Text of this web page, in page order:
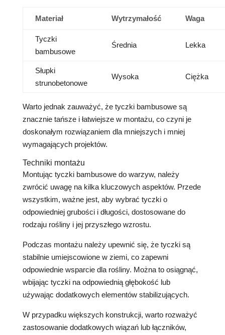
Materiał Wytrzymałość Waga
Tyczki
bambusowe
Średnia Lekka
Słupki
strunobetonowe
Wysoka Ciężka
Warto jednak zauważyć, że tyczki bambusowe są
znacznie tańsze i łatwiejsze w montażu, co czyni je
doskonałym rozwiązaniem dla mniejszych i mniej
wymagających projektów.
Techniki montażu
Montując tyczki bambusowe do warzyw, należy
zwrócić uwagę na kilka kluczowych aspektów. Przede
wszystkim, ważne jest, aby wybrać tyczki o
odpowiedniej grubości i długości, dostosowane do
rodzaju rośliny i jej przyszłego wzrostu.
Podczas montażu należy upewnić się, że tyczki są
stabilnie umiejscowione w ziemi, co zapewni
odpowiednie wsparcie dla rośliny. Można to osiągnąć,
wbijając tyczki na odpowiednią głębokość lub
używając dodatkowych elementów stabilizujących.
W przypadku większych konstrukcji, warto rozważyć
zastosowanie dodatkowych wiązań lub łączników,